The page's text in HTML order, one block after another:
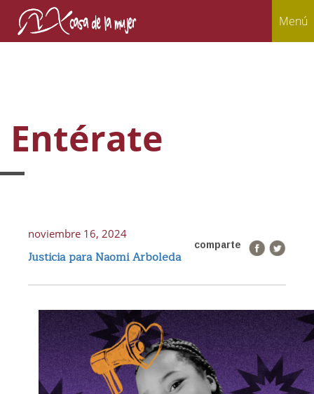
Menú
Entérate
noviembre 16, 2024
comparte
Justicia para Naomi Arboleda